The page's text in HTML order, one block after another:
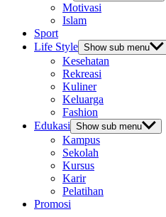
Motivasi
Islam
Sport
Life Style Show sub menu
Kesehatan
Rekreasi
Kuliner
Keluarga
Fashion
Edukasi Show sub menu
Kampus
Sekolah
Kursus
Karir
Pelatihan
Promosi